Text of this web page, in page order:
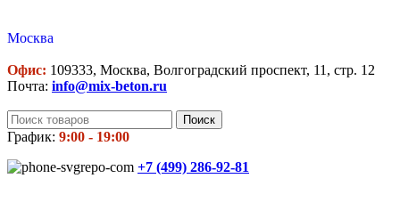
Москва
Офис: 109333, Москва, Волгоградский проспект, 11, стр. 12
Почта: info@mix-beton.ru
Поиск
График: 9:00 - 19:00
+7 (499) 286-92-81